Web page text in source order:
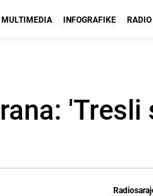
MULTIMEDIA INFOGRAFIKE RADIO
'Tresli